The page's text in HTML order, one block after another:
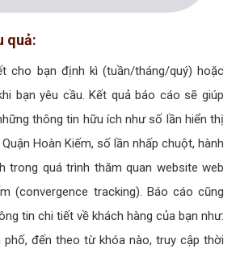
quả:
cho bạn định kì (tuần/tháng/quý) hoặc
bạn yêu cầu. Kết quả báo cáo sẽ giúp
thông tin hữu ích như số lần hiển thị
Hoàn Kiếm, số lần nhấp chuột, hành
trong quá trình thăm quan website web
(convergence tracking). Báo cáo cũng
tin chi tiết về khách hàng của bạn như:
phố, đến theo từ khóa nào, truy cập thời